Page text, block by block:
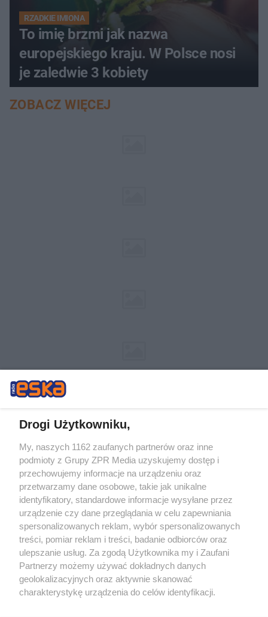
RZADKIE IMIONA
To imię brzmi jak nazwa
europejskiego kraju. W Polsce nosi
je zaledwie 3 kobiety
ZOBACZ WIĘCEJ
Żaden utwór zamieszczony w serwisie nie może być powielany i
rozpowszechniany lub dalej rozpowszechniany w jakikolwiek sposób (w
tym także elektroniczny lub mechaniczny) na jakimkolwiek polu
eksploatacji w jakiejkolwiek formie, włącznie z umieszczaniem w
Internecie bez pisemnej zgody właściciela praw. Jakiekolwiek użycie lub
wykorzystanie utworów w całości lub w części z naruszeniem prawa,
tzn. bez właściwej zgody, jest zabronione pod groźbą kary i może być
ścigane prawnie.
Drogi Użytkowniku,
My, naszych 1162 zaufanych partnerów oraz inne
podmioty z Grupy ZPR Media uzyskujemy dostęp i
przechowujemy informacje na urządzeniu oraz
przetwarzamy dane osobowe, takie jak unikalne
identyfikatory, standardowe informacje wysyłane przez
urządzenie czy dane przeglądania w celu zapewniania
spersonalizowanych reklam, wybór spersonalizowanych
treści, pomiar reklam i treści, badanie odbiorców oraz
ulepszanie usług. Za zgodą Użytkownika my i Zaufani
Partnerzy możemy używać dokładnych danych
geolokalizacyjnych oraz aktywnie skanować
charakterystykę urządzenia do celów identyfikacji.